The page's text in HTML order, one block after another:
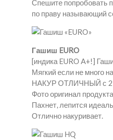
Спешите попробовать
по праву называющий
Гашиш EURO
[индика EURO A+!]
Мягкий если не много
НАКУР ОТЛИЧНЫЙ с 2
Фото оригинал
Пахнет, лепится
Отлично накуривает.